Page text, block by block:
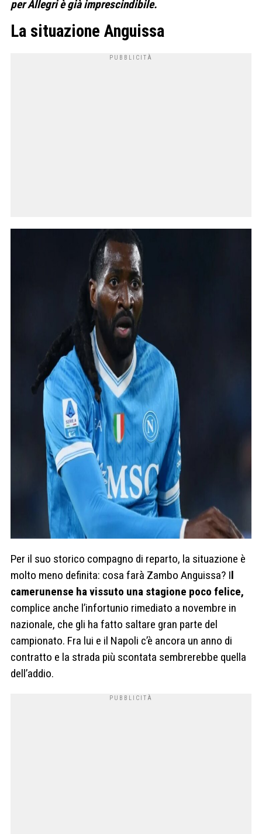
per Alle­gri è già impre­scin­di­bile.
La situazione Anguissa
Per il suo storico compagno di reparto, la situazione è
molto meno definita: cosa farà Zambo Anguissa? Il
camerunense ha vissuto una stagione poco felice,
complice anche l’infortunio rimediato a novembre in
nazionale, che gli ha fatto saltare gran parte del
campionato. Fra lui e il Napoli c’è ancora un anno di
contratto e la strada più scontata sembrerebbe quella
dell’addio.